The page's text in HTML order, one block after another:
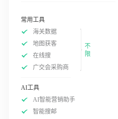
常用工具
海关数据
地图获客
在线搜
广交会采购商
不
限
AI工具
AI智能营销助手
智能搜邮